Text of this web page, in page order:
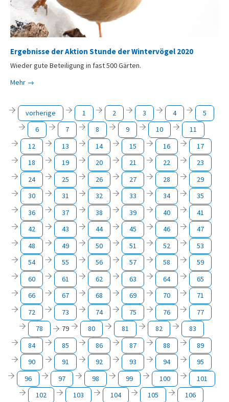
Ergebnisse der Aktion Stunde der Wintervögel 2020
Wieder gute Beteiligung in fast 500 Gärten.
Mehr →
vorherige 1 2 3 4
5
6
7 8 9 10
11
12
13 14 15 16
17
18
19 20 21 22
23
24
25 26 27 28
29
30
31 32 33 34
35
36
37 38 39 40
41
42
43 44 45 46
47
48
49 50 51 52
53
54
55 56 57 58
59
60
61 62 63 64
65
66
67 68 69 70
71
72
73 74 75 76
77
78
79 80 81 82
83
84
85 86 87 88
89
90
91 92 93 94
95
96
97 98 99 100
101
102
103 104 105
106